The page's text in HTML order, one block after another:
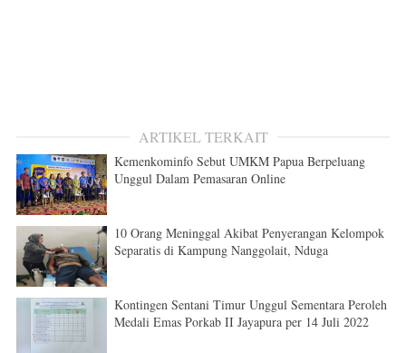
ARTIKEL TERKAIT
Kemenkominfo Sebut UMKM Papua Berpeluang
Unggul Dalam Pemasaran Online
10 Orang Meninggal Akibat Penyerangan Kelompok
Separatis di Kampung Nanggolait, Nduga
Kontingen Sentani Timur Unggul Sementara Peroleh
Medali Emas Porkab II Jayapura per 14 Juli 2022